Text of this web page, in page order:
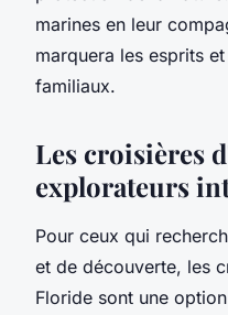
marines en leur
marquera les esprits
familiaux.
Les croisières
explorateurs
Pour ceux qui
et de découverte, les
Floride sont une